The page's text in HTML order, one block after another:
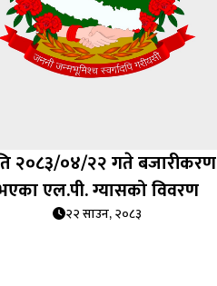
२०८३/०४/२२ गते बजारीकरण
एल.पी. ग्यासको विवरण
२२ साउन, २०८३